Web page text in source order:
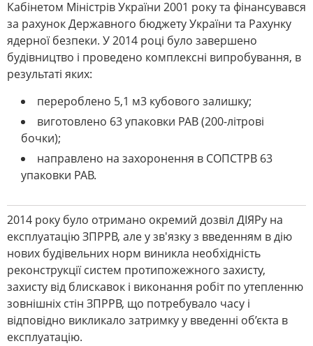
Кабінетом Міністрів України 2001 року та фінансувався
за рахунок Державного бюджету України та Рахунку
ядерної безпеки. У 2014 році було завершено
будівництво і проведено комплексні випробування, в
результаті яких:
перероблено 5,1 м3 кубового залишку;
виготовлено 63 упаковки РАВ (200-літрові
бочки);
направлено на захоронення в СОПСТРВ 63
упаковки РАВ.
2014 року було отримано окремий дозвіл ДІЯРу на
експлуатацію ЗПРРВ, але у зв'язку з введенням в дію
нових будівельних норм виникла необхідність
реконструкції систем протипожежного захисту,
захисту від блискавок і виконання робіт по утепленню
зовнішніх стін ЗПРРВ, що потребувало часу і
відповідно викликало затримку у введенні об’єкта в
експлуатацію.